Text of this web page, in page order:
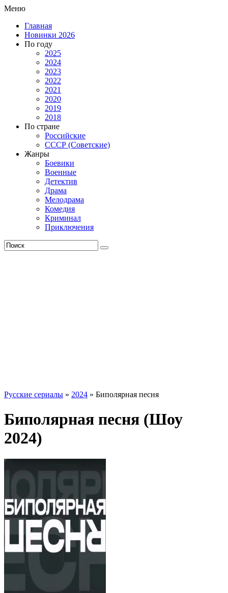
Меню
Главная
Новинки 2026
По году
2025
2024
2023
2022
2021
2020
2019
2018
По стране
Российские
СССР (Советские)
Жанры
Боевики
Военные
Детектив
Драма
Мелодрама
Комедия
Криминал
Приключения
Русские сериалы » 2024 » Биполярная песня
Биполярная песня (Шоу
2024)